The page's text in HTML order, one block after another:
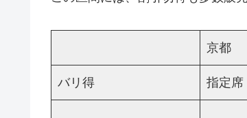
京都
バリ得 指定